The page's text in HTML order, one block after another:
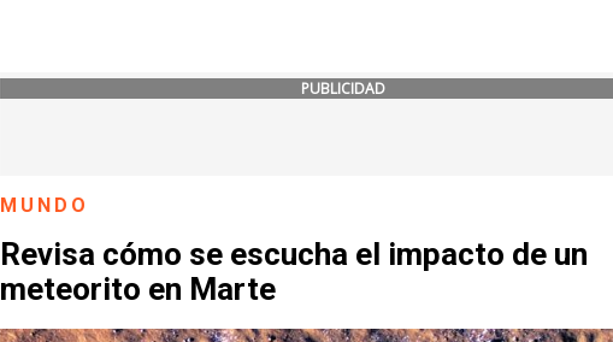
PUBLICIDAD
MUNDO
Revisa cómo se escucha el impacto de un
meteorito en Marte